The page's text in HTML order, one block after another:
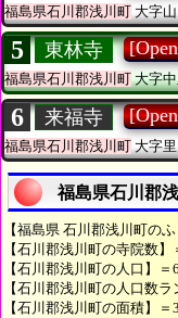
福島県石川郡浅川町 大字
5 東林寺
福島県石川郡浅川町大字中
6 来福寺
福島県石川郡浅川町大字里
福島県石川郡
【福島県 石川郡浅川町の
【石川郡浅川町の寺院数】
【石川郡浅川町の人口】＝
【石川郡浅川町の人口数
【石川郡浅川町の面積】